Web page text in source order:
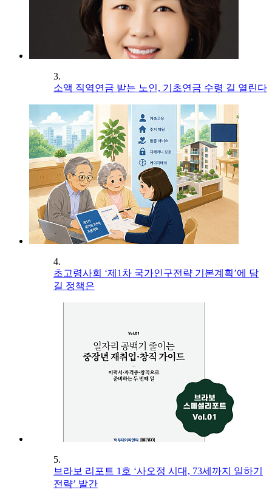
3.
소액 직역연금 받는 노인, 기초연금 수령 길 열린다
4.
초고령사회 ‘제1차 국가인구전략 기본계획’에 담
길 정책은
5.
브라보 리포트 1호 ‘사오정 시대, 73세까지 일하기
전략’ 발간